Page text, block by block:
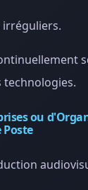
technologies.
ou
Poste